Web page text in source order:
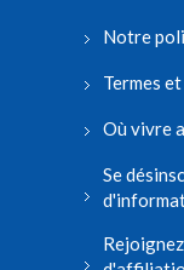
Notre
Termes
Où vivre
Se